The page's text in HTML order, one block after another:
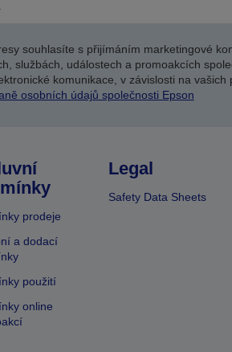
souhlasíte s přijímáním marketingové
službách, událostech a promoakcích
komunikace, v závislosti na
osobních údajů společnosti Epson
prodeje
a dodací
použití
online
Legal
Safety Data Sheets